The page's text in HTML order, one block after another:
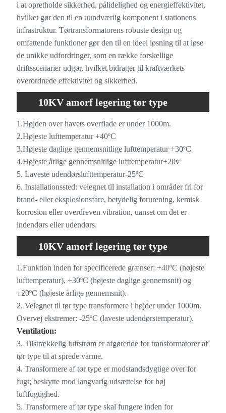
i at opretholde sikkerhed, pålidelighed og energieffektivitet,
hvilket gør den til en uundværlig komponent i stationens
infrastruktur. Tørtransformatorens robuste design og
omfattende funktioner gør den til en ideel løsning til at løse
de unikke udfordringer, som en række forskellige
driftsscenarier udgør, hvilket bidrager til kraftværkets
overordnede effektivitet og sikkerhed.
10KV amorf legering tør type
transformator driftsmiljø
1.Højden over havets overflade er under 1000m.
2.Højeste lufttemperatur +40ºC
3.Højeste daglige gennemsnitlige lufttemperatur +30ºC
4.Højeste årlige gennemsnitlige lufttemperatur+20v
5. Laveste udendørslufttemperatur-25ºC
6. Installationssted: velegnet til installation i områder fri for
brand- eller eksplosionsfare, betydelig forurening, kemisk
korrosion eller overdreven vibration, uanset om det er
indendørs eller udendørs.
10KV amorf legering tør type
transformatorkarakteristika
1.Funktion inden for specificerede grænser: +40ºC (højeste
lufttemperatur), +30ºC (højeste daglige gennemsnit) og
+20ºC (højeste årlige gennemsnit).
2. Velegnet til tør type transformere i højder under 1000m.
Overvej ekstremer: -25ºC (laveste udendørstemperatur).
Ventilation:
3. Tilstrækkelig luftstrøm er afgørende for transformatorer af
tør type til at sprede varme.
4. Transformere af tør type er modstandsdygtige over for
fugt; beskytte mod langvarig udsættelse for høj
luftfugtighed.
5. Transformere af tør type skal fungere inden for